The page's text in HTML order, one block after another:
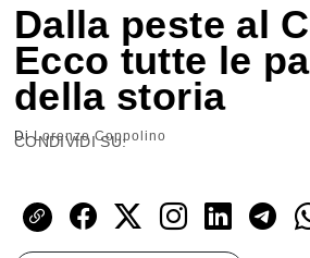
Dalla peste al
Ecco tutte le
della storia
DiLorenzo Coppolino
CONDIVIDI SU: